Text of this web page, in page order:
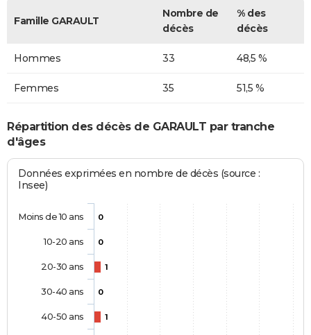
Famille GARAULT
Nombre de
décès
% des
décès
Hommes 33 48,5 %
Femmes 35 51,5 %
Répartition des décès de GARAULT par tranche
d'âges
Données exprimées en nombre de décès (source :
Insee)
0
0
1
0
1
Moins de 10 ans
10-20 ans
20-30 ans
30-40 ans
40-50 ans